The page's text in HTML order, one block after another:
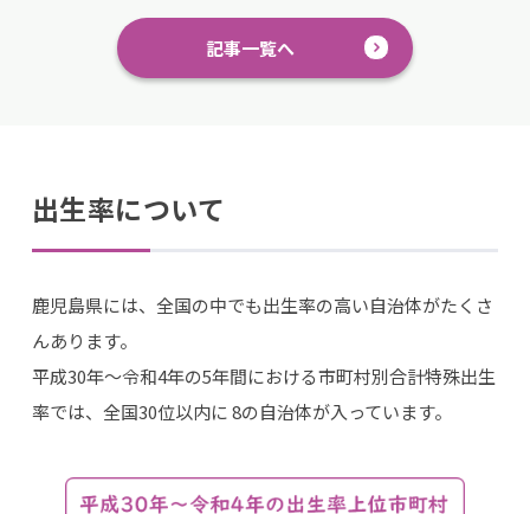
記事一覧へ
出生率について
鹿児島県には、全国の中でも出生率の高い自治体がたくさ
んあります。
平成30年〜令和4年の5年間における市町村別合計特殊出生
率では、全国30位以内に 8の自治体が入っています。